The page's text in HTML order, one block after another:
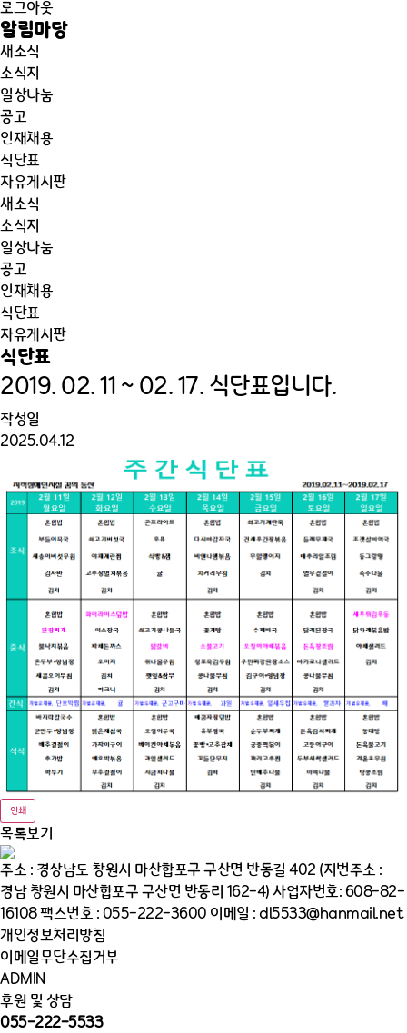
로그아웃
알림마당
새소식
소식지
일상나눔
공고
인재채용
식단표
자유게시판
새소식
소식지
일상나눔
공고
인재채용
식단표
자유게시판
식단표
2019. 02. 11 ~ 02. 17. 식단표입니다.
작성일
2025.04.12
인쇄
목록보기
주소 : 경상남도 창원시 마산합포구 구산면 반동길 402 (지번주소 :
경남 창원시 마산합포구 구산면 반동리 162-4) 사업자번호: 608-82-
16108 팩스번호 : 055-222-3600 이메일 : dl5533@hanmail.net
개인정보처리방침
이메일무단수집거부
ADMIN
후원 및 상담
055-222-5533